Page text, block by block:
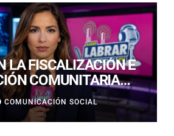
LA FISCALIZACIÓN E
COMUNITARIA
CONJUNTO EN
COMUNICACIÓN SOCIAL